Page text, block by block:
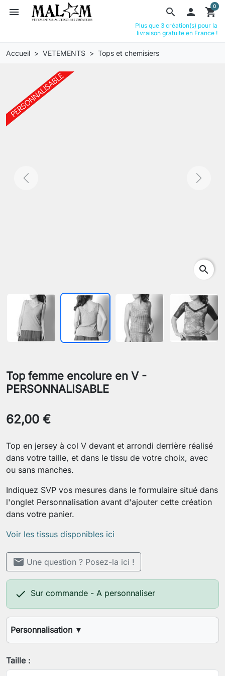
search
menu  shopping_cart
0
Plus que 3 création(s) pour la
livraison gratuite en France !
Accueil VETEMENTS Tops et chemisiers
Previous Next
search
Top femme encolure en V -
PERSONNALISABLE
62,00 €
Top en jersey à col V devant et arrondi derrière réalisé
dans votre taille, et dans le tissu de votre choix, avec
ou sans manches.
Indiquez SVP vos mesures dans le formulaire situé dans
l'onglet Personnalisation avant d'ajouter cette création
dans votre panier.
Voir les tissus disponibles ici
mail Une question ? Posez-la ici !
 Sur commande - A personnaliser
Personnalisation ▼
Votre stature (1.60m, 1.70m, etc.)
Taille :